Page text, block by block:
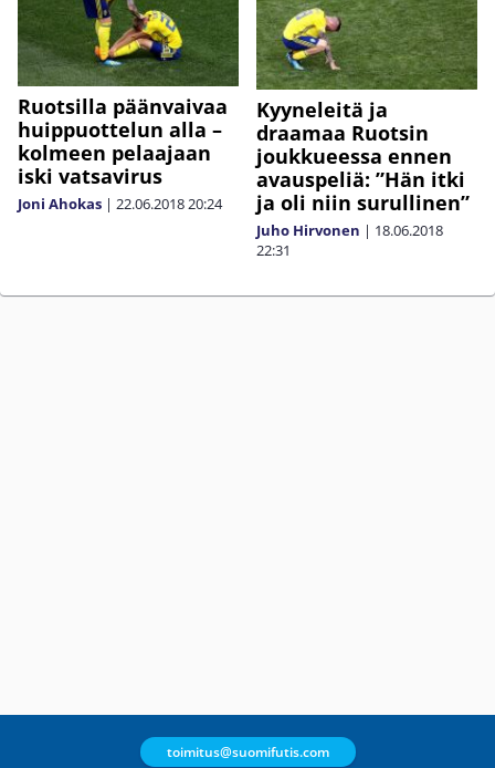
Ruotsilla päänvaivaa
huippuottelun alla –
kolmeen pelaajaan
iski vatsavirus
Joni Ahokas | 22.06.201820:24
Kyyneleitä ja
draamaa Ruotsin
joukkueessa ennen
avauspeliä: ”Hän itki
ja oli niin surullinen”
Juho Hirvonen | 18.06.2018
22:31
toimitus@suomifutis.com